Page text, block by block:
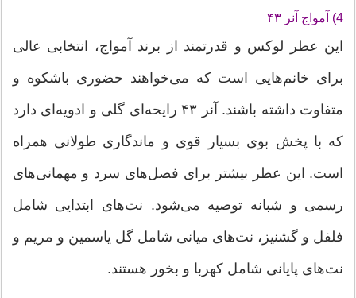
4) آمواج آنر ۴۳
این عطر لوکس و قدرتمند از برند آمواج، انتخابی عالی
برای خانم‌هایی است که می‌خواهند حضوری باشکوه و
متفاوت داشته باشند. آنر ۴۳ رایحه‌ای گلی و ادویه‌ای دارد
که با پخش بوی بسیار قوی و ماندگاری طولانی همراه
است. این عطر بیشتر برای فصل‌های سرد و مهمانی‌های
رسمی و شبانه توصیه می‌شود. نت‌های ابتدایی شامل
فلفل و گشنیز، نت‌های میانی شامل گل یاسمین و مریم و
نت‌های پایانی شامل کهربا و بخور هستند.